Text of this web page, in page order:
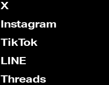
X
Instagram
TikTok
LINE
Threads